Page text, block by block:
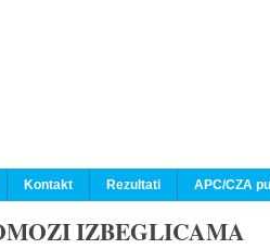
Kontakt Rezultati APC/CZA
IZBEGLICAMA